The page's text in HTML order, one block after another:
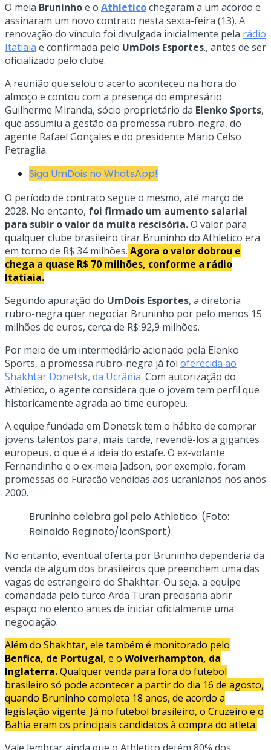
O meia Bruninhoe o Athleticochegaram a um acordo e
assinaram um novo contrato nesta sexta-feira (13). A
renovação do vínculo foi divulgada inicialmente pela rádio
Itatiaia e confirmada pelo UmDois Esportes., antes de ser
oficializado pelo clube.
A reunião que selou o acerto aconteceu na hora do
almoço e contou com a presença do empresário
Guilherme Miranda, sócio proprietário da Elenko Sports,
que assumiu a gestão da promessa rubro-negra, do
agente Rafael Gonçales e do presidente Mario Celso
Petraglia.
Siga UmDois no WhatsApp!
O período de contrato segue o mesmo, até março de
2028. No entanto, foi firmado um aumento salarial
para subir o valor da multa rescisória.O valor para
qualquer clube brasileiro tirar Bruninho do Athletico era
em torno de R$ 34 milhões. Agora o valor dobrou e
chega a quase R$ 70 milhões, conforme a rádio
Itatiaia.
Segundo apuração do UmDois Esportes, a diretoria
rubro-negra quer negociar Bruninho por pelo menos 15
milhões de euros, cerca de R$ 92,9 milhões.
Por meio de um intermediário acionado pela Elenko
Sports, a promessa rubro-negra já foi oferecida ao
Shakhtar Donetsk, da Ucrânia. Com autorização do
Athletico, o agente considera que o jovem tem perfil que
historicamente agrada ao time europeu.
A equipe fundada em Donetsk tem o hábito de comprar
jovens talentos para, mais tarde, revendê-los a gigantes
europeus, o que é a ideia do estafe. O ex-volante
Fernandinho e o ex-meia Jadson, por exemplo, foram
promessas do Furacão vendidas aos ucranianos nos anos
2000.
Bruninho celebra gol pelo Athletico. (Foto:
Reinaldo Reginato/IconSport).
No entanto, eventual oferta por Bruninho dependeria da
venda de algum dos brasileiros que preenchem uma das
vagas de estrangeiro do Shakhtar. Ou seja, a equipe
comandada pelo turco Arda Turan precisaria abrir
espaço no elenco antes de iniciar oficialmente uma
negociação.
Além do Shakhtar, ele também é monitorado pelo
Benfica, de Portugal, e o Wolverhampton, da
Inglaterra.Qualquer venda para fora do futebol
brasileiro só pode acontecer a partir do dia 16 de agosto,
quando Bruninho completa 18 anos, de acordo a
legislação vigente. Já no futebol brasileiro, o Cruzeiro e o
Bahia eram os principais candidatos à compra do atleta.